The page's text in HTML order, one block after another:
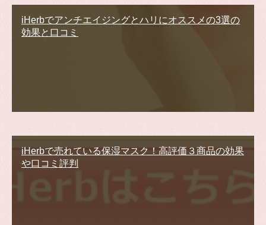
iHerbでアンチエイジングとハリにオススメの3選の
効果と口コミ
iHerbで売れている保湿マスク！高評価３商品の効果
や口コミ評判